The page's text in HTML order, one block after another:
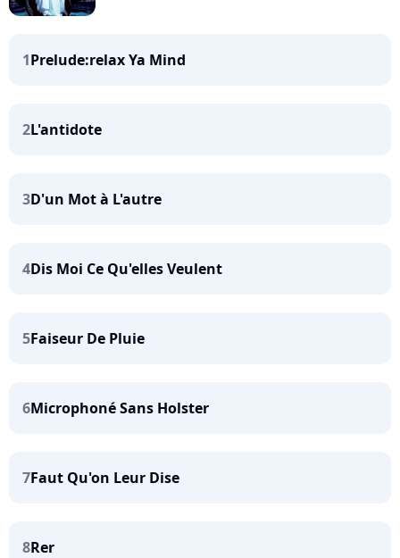
1Prelude:relax Ya Mind
2L'antidote
3D'un Mot à L'autre
4Dis Moi Ce Qu'elles Veulent
5Faiseur De Pluie
6Microphoné Sans Holster
7Faut Qu'on Leur Dise
8Rer